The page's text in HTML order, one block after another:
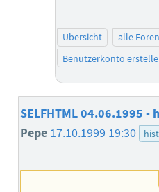
Übersicht alle Foren
Benutzerkonto
SELFHTML 04.06.1995 -
Pepe 17.10.1999 19:30